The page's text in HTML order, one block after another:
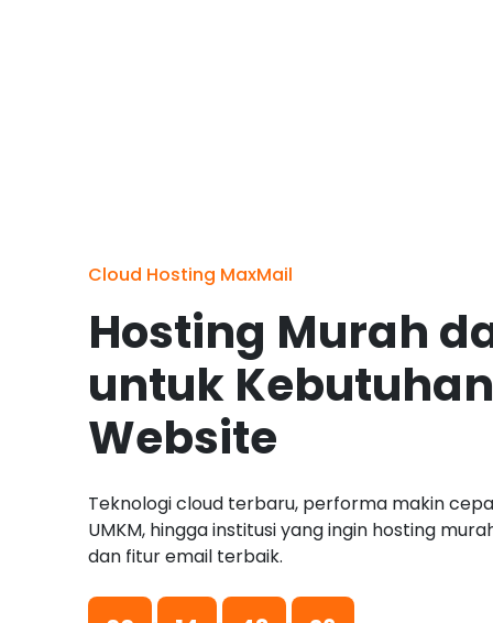
Cloud Hosting MaxMail
Hosting Murah
untuk
Website
Teknologi cloud terbaru, performa makin
UMKM, hingga institusi yang ingin hosting
dan fitur email terbaik.